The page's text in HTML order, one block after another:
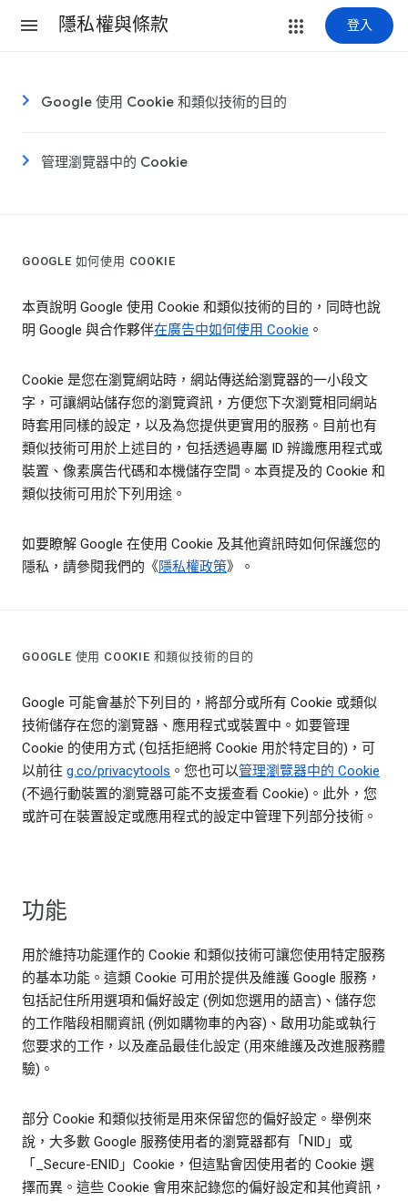
隱私權與條款 登入
Google 使用 Cookie 和類似技術的目的
管理瀏覽器中的 Cookie
GOOGLE 如何使用 COOKIE
本頁說明 Google 使用 Cookie 和類似技術的目的，同時也說
明 Google 與合作夥伴在廣告中如何使用 Cookie 。
Cookie 是您在瀏覽網站時，網站傳送給瀏覽器的一小段文
字，可讓網站儲存您的瀏覽資訊，方便您下次瀏覽相同網站
時套用同樣的設定，以及為您提供更實用的服務。目前也有
類似技術可用於上述目的，包括透過專屬 ID 辨識應用程式或
裝置、像素廣告代碼和本機儲存空間。本頁提及的 Cookie 和
類似技術可用於下列用途。
如要瞭解 Google 在使用 Cookie 及其他資訊時如何保護您的
隱私，請參閱我們的《隱私權政策》。
GOOGLE 使用 COOKIE 和類似技術的目的
Google 可能會基於下列目的，將部分或所有 Cookie 或類似
技術儲存在您的瀏覽器、應用程式或裝置中。如要管理
Cookie 的使用方式 (包括拒絕將 Cookie 用於特定目的)，可
以前往 g.co/privacytools 。您也可以管理瀏覽器中的 Cookie
(不過行動裝置的瀏覽器可能不支援查看 Cookie)。此外，您
或許可在裝置設定或應用程式的設定中管理下列部分技術。
功能
用於維持功能運作的 Cookie 和類似技術可讓您使用特定服務
的基本功能。這類 Cookie 可用於提供及維護 Google 服務，
包括記住所用選項和偏好設定 (例如您選用的語言)、儲存您
的工作階段相關資訊 (例如購物車的內容)、啟用功能或執行
您要求的工作，以及產品最佳化設定 (用來維護及改進服務體
驗)。
部分 Cookie 和類似技術是用來保留您的偏好設定。舉例來
說，大多數 Google 服務使用者的瀏覽器都有「NID」或
「_Secure-ENID」Cookie，但這點會因使用者的 Cookie 選
擇而異。這些 Cookie 會用來記錄您的偏好設定和其他資訊，